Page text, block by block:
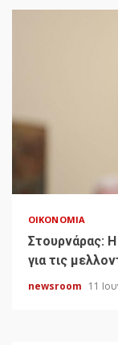
ΟΙΚΟΝΟΜΊΑ
Στουρνάρας:
για τις
newsroom 11